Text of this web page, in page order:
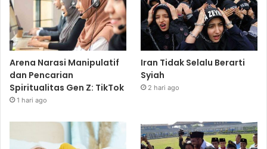
Arena Narasi Manipulatif
dan Pencarian
Spiritualitas Gen Z: TikTok
1 hari ago
Iran Tidak Selalu Berarti
Syiah
2 hari ago